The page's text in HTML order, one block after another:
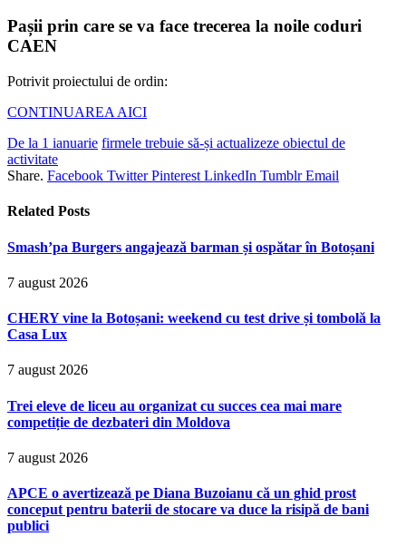
Pașii prin care se va face trecerea la noile coduri
CAEN
Potrivit proiectului de ordin:
CONTINUAREA AICI
De la 1 ianuarie firmele trebuie să-și actualizeze obiectul de
activitate
Share. Facebook Twitter Pinterest LinkedIn Tumblr Email
Related Posts
Smash’pa Burgers angajează barman și ospătar în Botoșani
7 august 2026
CHERY vine la Botoșani: weekend cu test drive și tombolă la
Casa Lux
7 august 2026
Trei eleve de liceu au organizat cu succes cea mai mare
competiție de dezbateri din Moldova
7 august 2026
APCE o avertizează pe Diana Buzoianu că un ghid prost
conceput pentru baterii de stocare va duce la risipă de bani
publici